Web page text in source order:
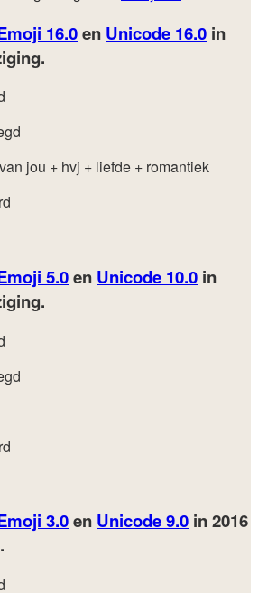
16.0en Unicode 16.0 in
jou + hvj + liefde + romantiek
5.0en Unicode 10.0 in
3.0en Unicode 9.0 in 2016